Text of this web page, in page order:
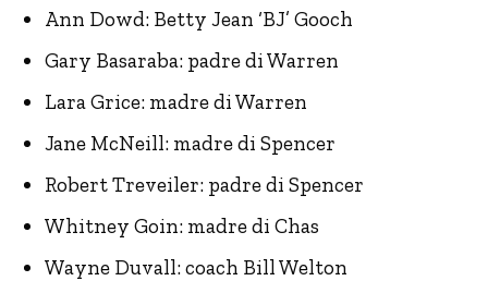
Ann Dowd: Betty Jean ‘BJ’ Gooch
Gary Basaraba: padre di Warren
Lara Grice: madre di Warren
Jane McNeill: madre di Spencer
Robert Treveiler: padre di Spencer
Whitney Goin: madre di Chas
Wayne Duvall: coach Bill Welton